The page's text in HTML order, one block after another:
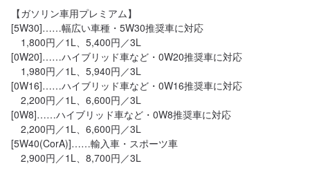
【ガソリン車用プレミアム】
[5W30]……幅広い車種・5W30推奨車に対応
1,800円／1L、5,400円／3L
[0W20]……ハイブリッド車など・0W20推奨車に対応
1,980円／1L、5,940円／3L
[0W16]……ハイブリッド車など・0W16推奨車に対応
2,200円／1L、6,600円／3L
[0W8]……ハイブリッド車など・0W8推奨車に対応
2,200円／1L、6,600円／3L
[5W40(CorA)]……輸入車・スポーツ車
2,900円／1L、8,700円／3L